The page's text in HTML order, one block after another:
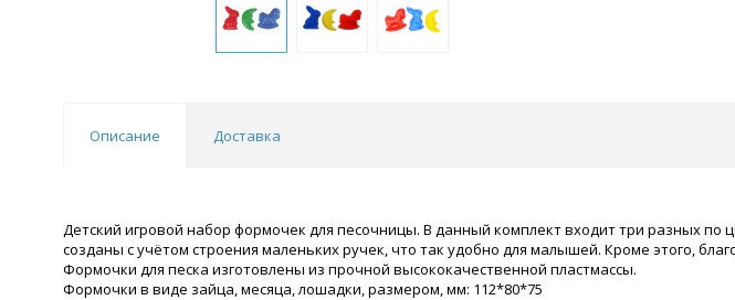
Описание Доставка
Детский игровой набор формочек для песочницы. В данный комплект входит три разных
созданы с учётом строения маленьких ручек, что так удобно для малышей. Кроме этого,
Формочки для песка изготовлены из прочной высококачественной пластмассы.
Формочки в виде зайца, месяца, лошадки, размером, мм: 112*80*75